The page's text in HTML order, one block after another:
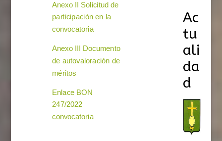
Anexo II Solicitud de
participación en la
convocatoria
Anexo III Documento
de autovaloración de
méritos
Enlace BON
247/2022
convocatoria
Ac
tu
ali
da
d